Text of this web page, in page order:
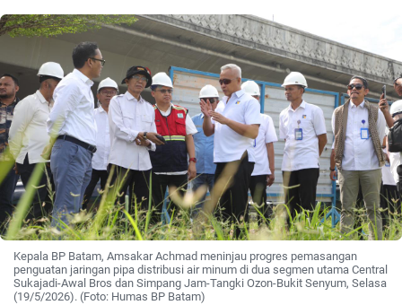
Kepala BP Batam, Amsakar Achmad meninjau progres pemasangan
penguatan jaringan pipa distribusi air minum di dua segmen utama Central
Sukajadi-Awal Bros dan Simpang Jam-Tangki Ozon-Bukit Senyum, Selasa
(19/5/2026). (Foto: Humas BP Batam)